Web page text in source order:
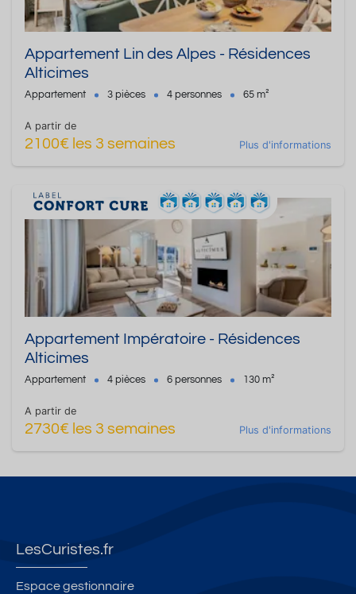
Appartement Lin des Alpes - Résidences
Alticimes
Appartement 3 pièces 4 personnes 65 m²
A partir de
2100€ les 3 semaines Plus d'informations
Appartement Impératoire - Résidences
Alticimes
Appartement 4 pièces 6 personnes 130 m²
A partir de
2730€ les 3 semaines Plus d'informations
LesCuristes.fr
Espace gestionnaire